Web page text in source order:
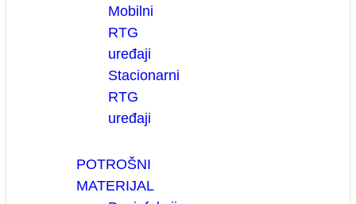
Mobilni
RTG
uređaji
Stacionarni
RTG
uređaji
POTROŠNI
MATERIJAL